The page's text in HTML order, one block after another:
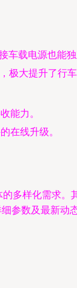
车载电源也能独
极大提升了行车
能力。
在线升级。
多样化需求。
参数及最新动